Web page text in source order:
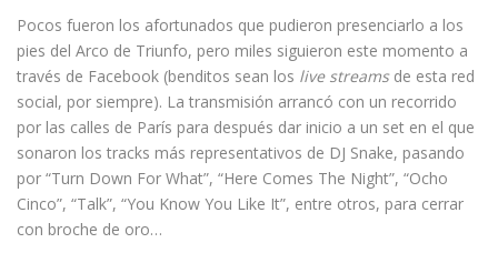
Pocos fueron los afortunados que pudieron presenciarlo a los
pies del Arco de Triunfo, pero miles siguieron este momento a
través de Facebook (benditos sean los live streamsde esta red
social, por siempre). La transmisión arrancó con un recorrido
por las calles de París para después dar inicio a un set en el que
sonaron los tracks más representativos de DJ Snake, pasando
por “Turn Down For What”, “Here Comes The Night”, “Ocho
Cinco”, “Talk”, “You Know You Like It”, entre otros, para cerrar
con broche de oro…